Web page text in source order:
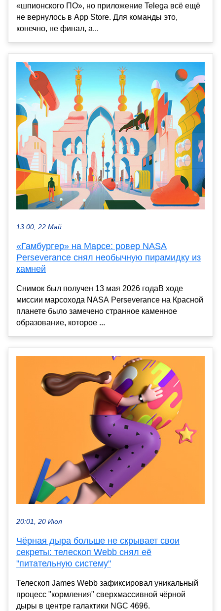
«шпионского ПО», но приложение Telega всё ещё
не вернулось в App Store. Для команды это,
конечно, не финал, а...
13:00, 22 Май
«Гамбургер» на Марсе: ровер NASA
Perseverance снял необычную пирамидку из
камней
Снимок был получен 13 мая 2026 годаВ ходе
миссии марсохода NASA Perseverance на Красной
планете было замечено странное каменное
образование, которое ...
20:01, 20 Июл
Чёрная дыра больше не скрывает свои
секреты: телескоп Webb снял её
"питательную систему"
Телескоп James Webb зафиксировал уникальный
процесс "кормления" сверхмассивной чёрной
дыры в центре галактики NGC 4696.